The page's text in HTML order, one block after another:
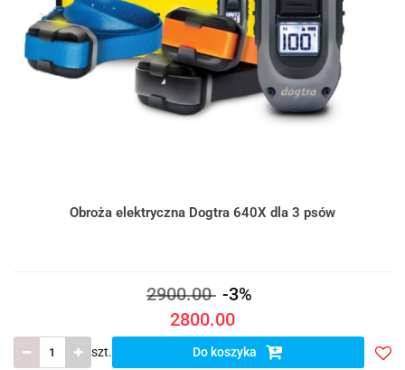
Obroża elektryczna Dogtra 640X dla 3 psów
2900.00 -3%
2800.00
szt. Do koszyka